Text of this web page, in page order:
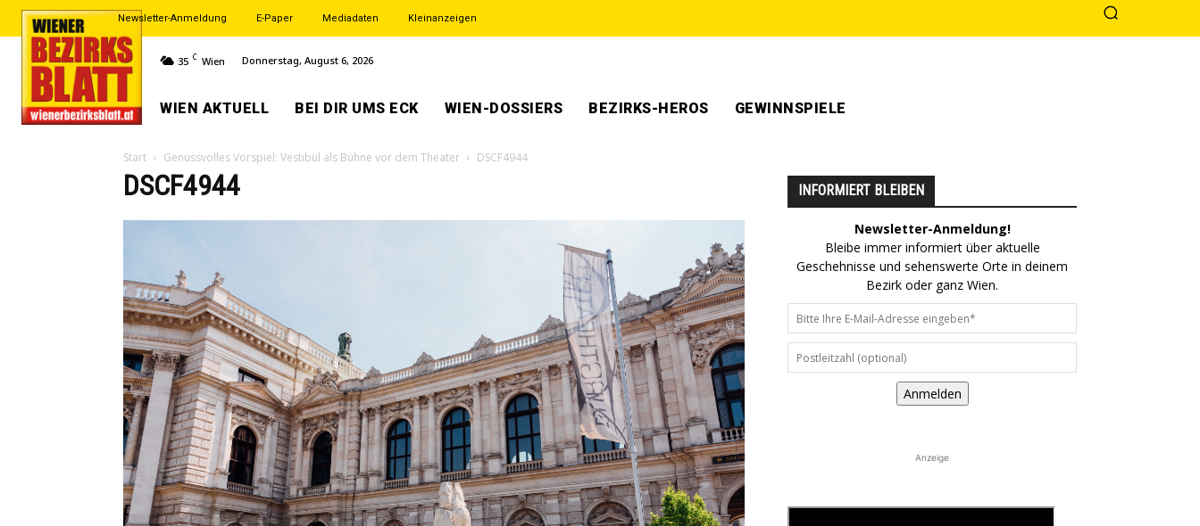
Newsletter-Anmeldung E-Paper Mediadaten Kleinanzeigen
35 C Wien Donnerstag, August 6, 2026
WIEN AKTUELL BEI DIR UMS ECK WIEN-DOSSIERS BEZIRKS-HEROS GEWINNSPIELE
Start Genussvolles Vorspiel: Vestibül als Bühne vor dem Theater DSCF4944
DSCF4944 INFORMIERT BLEIBEN
Newsletter-Anmeldung!
Bleibe immer informiert über aktuelle
Geschehnisse und sehenswerte Orte in deinem
Bezirk oder ganz Wien.
Anmelden
Anzeige